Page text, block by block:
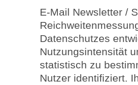
E-Mail Newsletter /
Datenschutzes
Nutzungsintensität
statistisch zu
Nutzer identifiziert.